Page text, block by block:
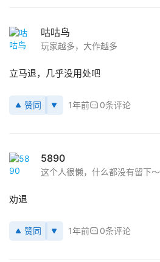
咕咕鸟
玩家越多，大作越多
立马退，几乎没用处吧
赞同 1年前 0条评论
5890
这个人很懒，什么都没有留下～
劝退
赞同 1年前 0条评论